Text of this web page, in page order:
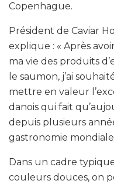
Copenhague.
Président de Caviar
explique : « Après
ma vie des produits
le saumon, j’ai
mettre en valeur
danois qui fait
depuis plusieurs
gastronomie
Dans un cadre
couleurs douces, on